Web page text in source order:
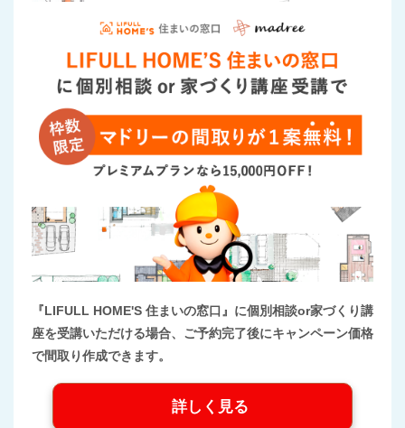
『LIFULL HOME'S 住まいの窓口』に個別相談or家づくり講
座を受講いただける場合、ご予約完了後にキャンペーン価格
で間取り作成できます。
詳しく見る